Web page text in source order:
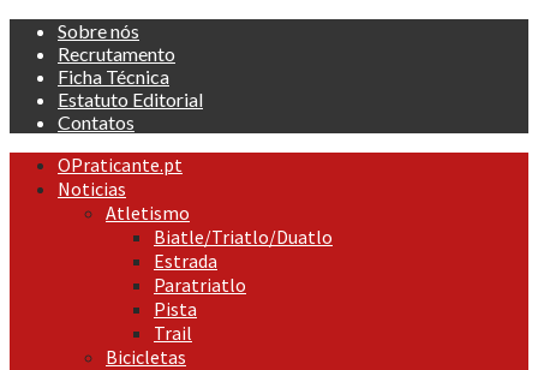
Skip
content
Sobre nós
Recrutamento
Ficha Técnica
Estatuto Editorial
Contatos
Primary
Menu
OPraticante.pt
Noticias
Atletismo
Biatle/Triatlo/Duatlo
Estrada
Paratriatlo
Pista
Trail
Bicicletas